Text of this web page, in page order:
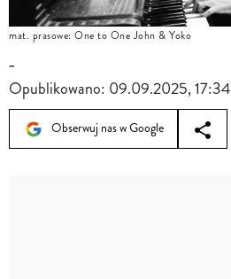
mat. prasowe: One to One John & Yoko
-
Opublikowano: 09.09.2025, 17:34
Obserwuj nas w Google